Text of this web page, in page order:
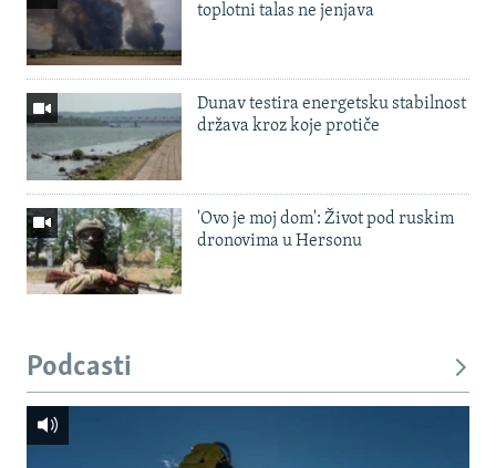
toplotni talas ne jenjava
Dunav testira energetsku stabilnost
država kroz koje protiče
'Ovo je moj dom': Život pod ruskim
dronovima u Hersonu
Podcasti